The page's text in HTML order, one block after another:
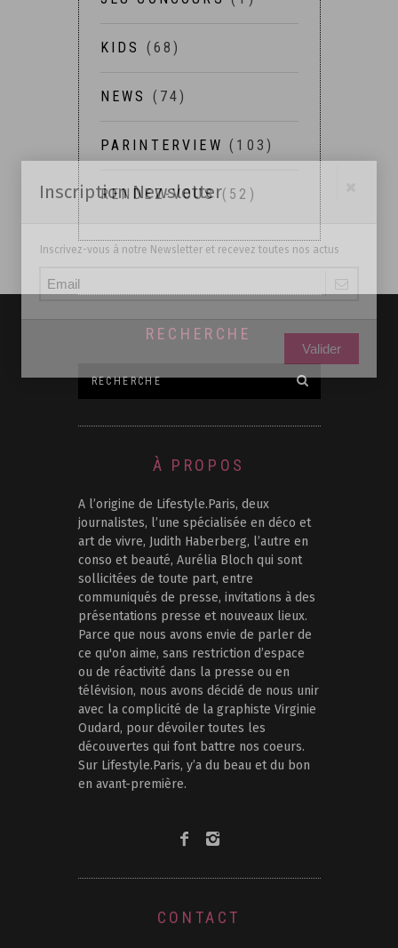
KIDS (68)
NEWS (74)
PARINTERVIEW (103)
RENDEZ-VOUS(52)
RECHERCHE
À PROPOS
A l’origine de Lifestyle.Paris, deux
journalistes, l’une spécialisée en déco et
art de vivre, Judith Haberberg, l’autre en
conso et beauté, Aurélia Bloch qui sont
sollicitées de toute part, entre
communiqués de presse, invitations à des
présentations presse et nouveaux lieux.
Parce que nous avons envie de parler de
ce qu'on aime, sans restriction d’espace
ou de réactivité dans la presse ou en
télévision, nous avons décidé de nous unir
avec la complicité de la graphiste Virginie
Oudard, pour dévoiler toutes les
découvertes qui font battre nos coeurs.
Sur Lifestyle.Paris, y’a du beau et du bon
en avant-première.
CONTACT
Inscription Newsletter
Inscrivez-vous à notre Newsletter et recevez toutes nos actus
Valider